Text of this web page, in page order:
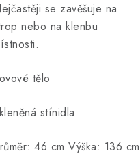
se zavěšuje na
nebo na klenbu
tělo
stínidla
46 cm Výška: 136 cm